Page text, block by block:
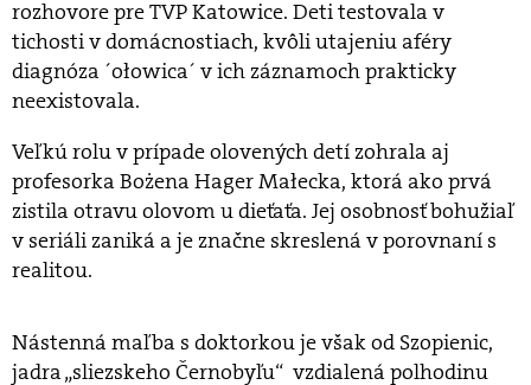
rozhovore pre TVP Katowice. Deti testovala v
tichosti v domácnostiach, kvôli utajeniu aféry
diagnóza ´ołowica´ v ich záznamoch prakticky
neexistovala.
Veľkú rolu v prípade olovených detí zohrala aj
profesorka Bożena Hager Małecka, ktorá ako prvá
zistila otravu olovom u dieťaťa. Jej osobnosť bohužiaľ
v seriáli zaniká a je značne skreslená v porovnaní s
realitou.
Nástenná maľba s doktorkou je však od Szopienic,
jadra „sliezskeho Černobyľu“ vzdialená polhodinu